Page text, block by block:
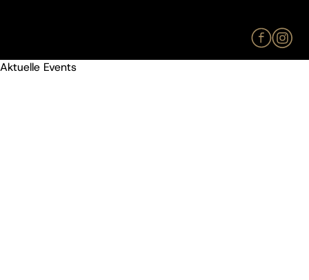
Aktuelle Events